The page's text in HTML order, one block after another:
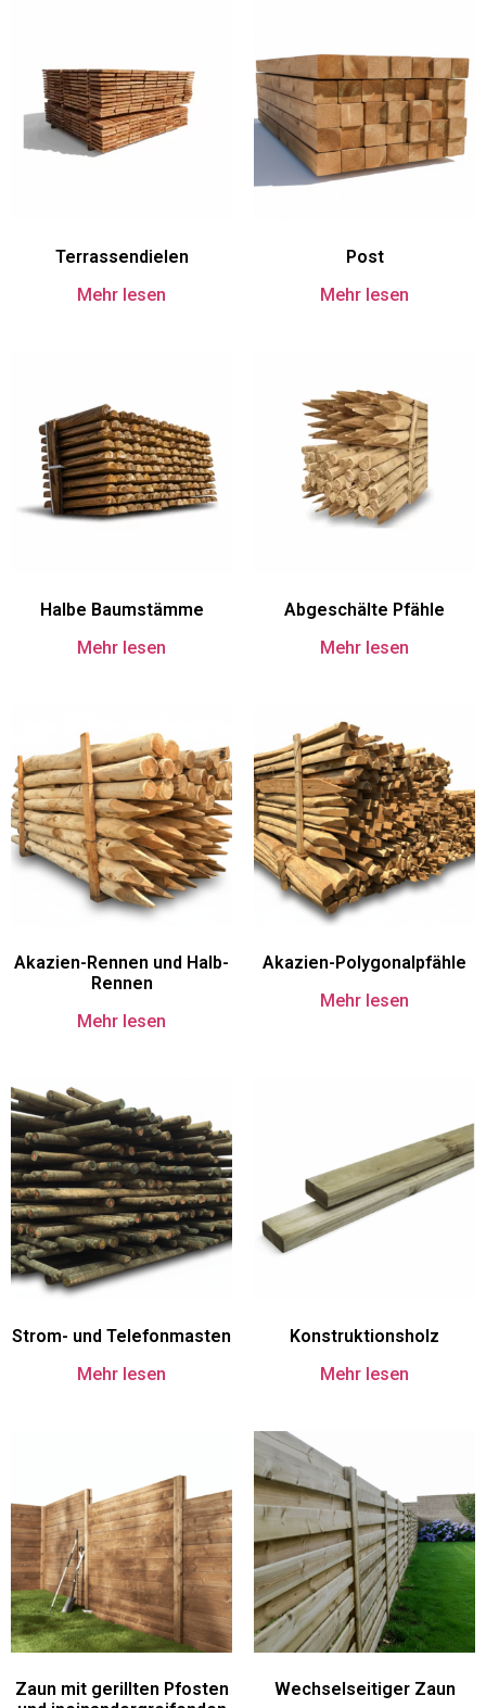
Terrassendielen
Mehr lesen
Post
Mehr lesen
Halbe Baumstämme
Mehr lesen
Abgeschälte Pfähle
Mehr lesen
Akazien-Rennen und Halb-
Rennen
Mehr lesen
Akazien-Polygonalpfähle
Mehr lesen
Strom- und Telefonmasten
Mehr lesen
Konstruktionsholz
Mehr lesen
Zaun mit gerillten Pfosten
Wechselseitiger Zaun